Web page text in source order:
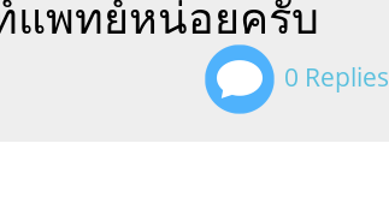
แพทย์หน่อยครับ
0 Replies